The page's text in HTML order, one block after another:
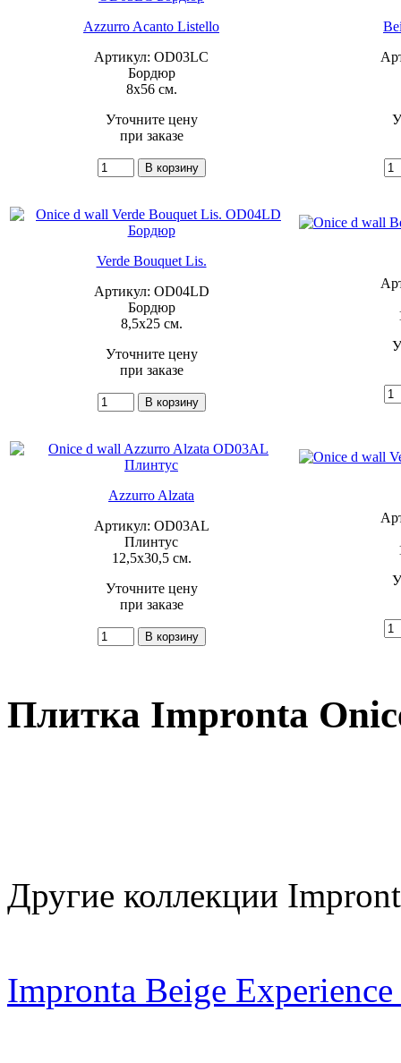
Azzurro Acanto Listello
Артикул: OD03LC
Бордюр
8x56 см.
Уточните цену
при заказе
Verde Bouquet Lis.
Артикул: OD04LD
Бордюр
8,5x25 см.
Уточните цену
при заказе
Azzurro Alzata
Артикул: OD03AL
Плинтус
12,5x30,5 см.
Уточните цену
при заказе
Плитка Impronta
Другие коллекции
Impronta Beige